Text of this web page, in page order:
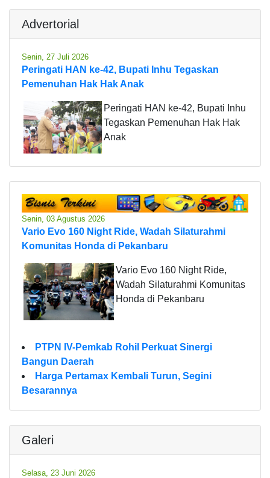
Advertorial
Senin, 27 Juli 2026
Peringati HAN ke-42, Bupati Inhu Tegaskan
Pemenuhan Hak Hak Anak
Peringati HAN ke-42, Bupati Inhu
Tegaskan Pemenuhan Hak Hak
Anak
Senin, 03 Agustus 2026
Vario Evo 160 Night Ride, Wadah Silaturahmi
Komunitas Honda di Pekanbaru
Vario Evo 160 Night Ride,
Wadah Silaturahmi Komunitas
Honda di Pekanbaru
PTPN IV-Pemkab Rohil Perkuat Sinergi
Bangun Daerah
Harga Pertamax Kembali Turun, Segini
Besarannya
Galeri
Selasa, 23 Juni 2026